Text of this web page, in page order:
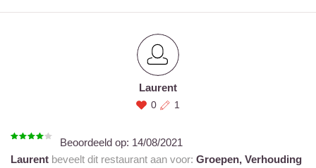
Laurent
0 1
Beoordeeld op: 14/08/2021
Laurent beveelt dit restaurant aan voor: Groepen, Verhouding